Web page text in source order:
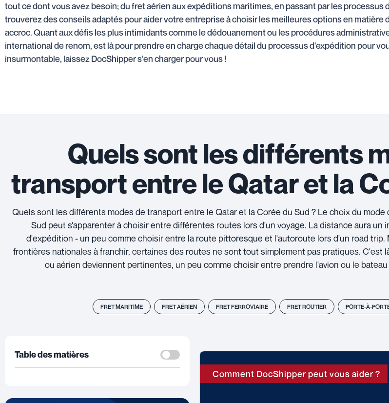
tout ce dont vous avez besoin; du fret aérien aux expéditions maritimes, en passant par les processus
trouverez des conseils adaptés pour aider votre entreprise à choisir les meilleures options en
accroc. Quant aux défis les plus intimidants comme le dédouanement ou les procédures
international de renom, est là pour prendre en charge chaque détail du processus d'expédition pour
insurmontable, laissez DocShipper s'en charger pour vous !
Quels sont les différents
transport entre le Qatar et la
Quels sont les différents modes de transport entre le Qatar et la Corée du Sud ? Le choix du
Sud peut s'apparenter à choisir entre différentes routes lors d'un voyage. La distance aura un
d'expédition - un peu comme choisir entre la route pittoresque et l'autoroute lors d'un road trip.
frontières nationales à franchir, certaines des routes ne sont tout simplement pas pratiques. C'est
ou aérien deviennent pertinentes, un peu comme choisir entre prendre l'avion ou le
FRET MARITIME FRET AÉRIEN FRET FERROVIAIRE FRET ROUTIER PORTE-À-
Table des matières
Comment DocShipper peut vous aider ?